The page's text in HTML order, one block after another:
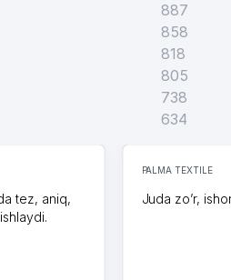
887
858
818
805
738
634
tez, aniq,
PALMA TEXTILE
Juda zo’r,